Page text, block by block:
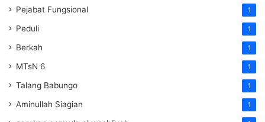
Pejabat Fungsional 1
Peduli 1
Berkah 1
MTsN 6 1
Talang Babungo 1
Aminullah Siagian 1